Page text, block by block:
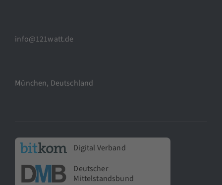
info@121watt.de
München, Deutschland
Digital Verband
Deutscher
Mittelstandsbund